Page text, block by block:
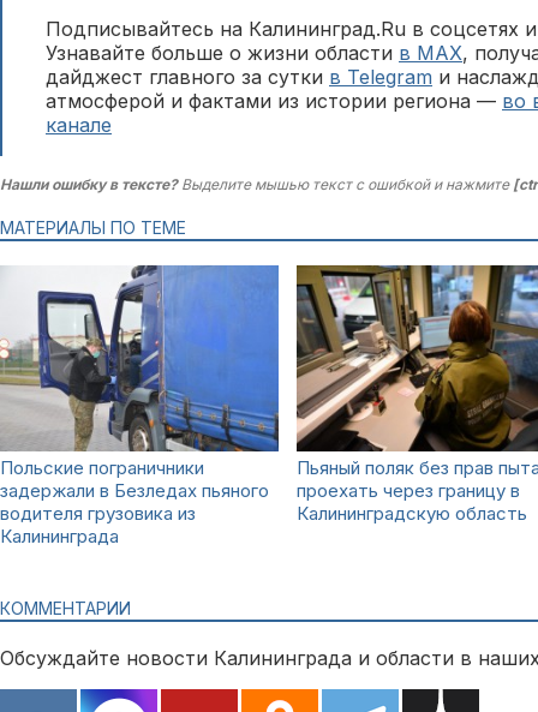
Подписывайтесь на Калининград.Ru в соцсетях
Узнавайте больше о жизни области в MAX,
дайджест главного за сутки в Telegram и
атмосферой и фактами из истории региона — во
канале
Нашли ошибку в тексте?Выделите мышью текст с ошибкой и нажмите
МАТЕРИАЛЫ ПО ТЕМЕ
Польские пограничники
задержали в Безледах пьяного
водителя грузовика из
Калининграда
Пьяный поляк без прав
проехать через границу в
Калининградскую область
КОММЕНТАРИИ
Обсуждайте новости Калининграда и области в